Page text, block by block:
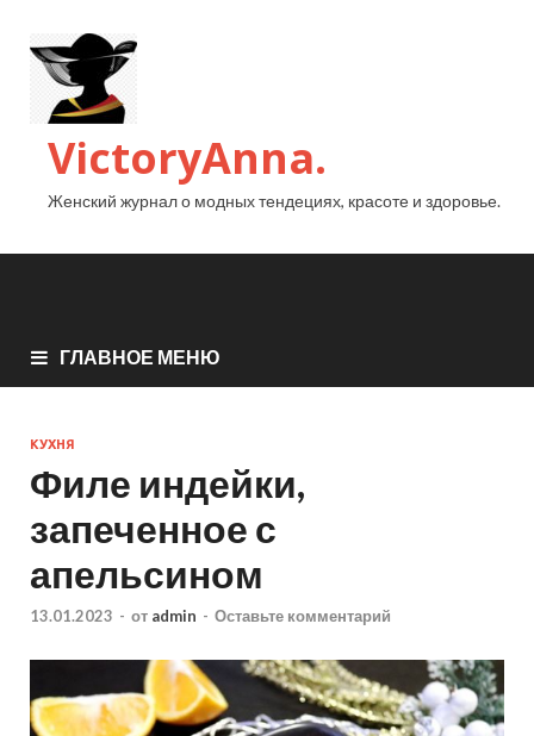
VictoryAnna.
Женский журнал о модных тендециях, красоте и здоровье.
ГЛАВНОЕ МЕНЮ
КУХНЯ
Филе индейки,
запеченное с
апельсином
13.01.2023 - от admin - Оставьте комментарий